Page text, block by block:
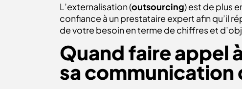
L’externalisation (outsourcing) est de plus
confiance à un prestataire expert afin qu’il
de votre besoin en terme de chiffres et
Quand faire appel
sa communication